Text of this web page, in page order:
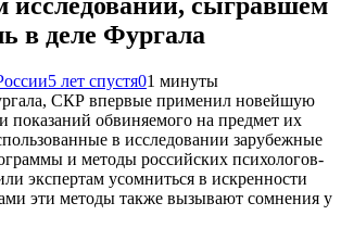
в деле Фургала
5 лет спустя01 минуты
СКР впервые применил новейшую
показаний обвиняемого на предмет их
в исследовании зарубежные
и методы российских психологов-
экспертам усомниться в искренности
эти методы также вызывают сомнения у